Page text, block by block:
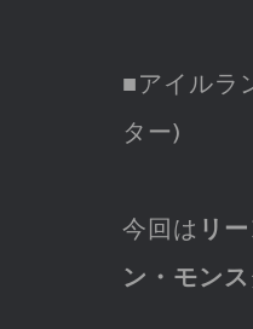
■アイルラ
ター)
今回は リ
ン・モン